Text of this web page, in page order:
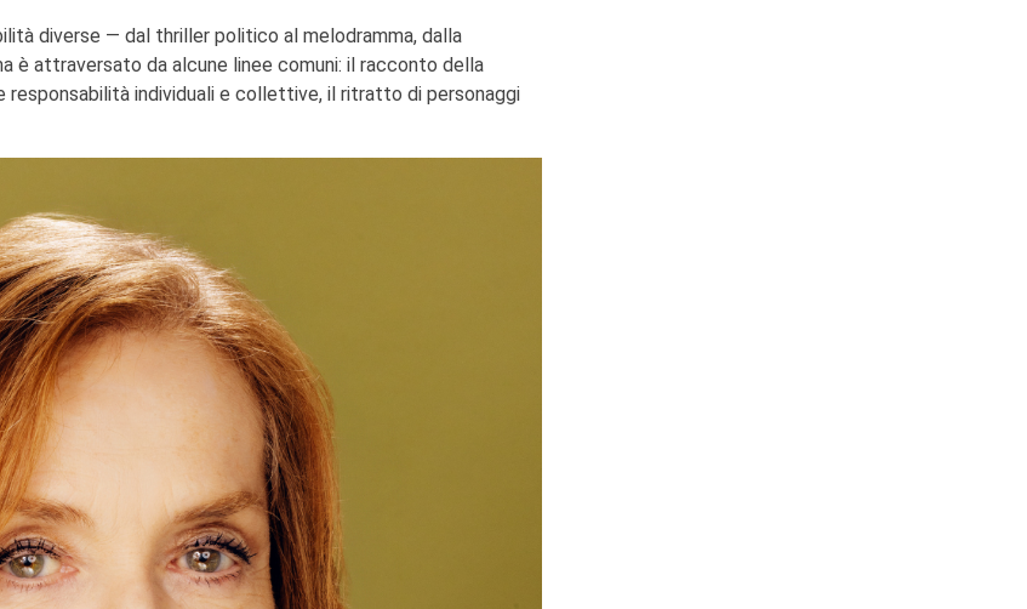
diverse — dal thriller politico al melodramma, dalla
è attraversato da alcune linee comuni: il racconto della
individuali e collettive, il ritratto di personaggi